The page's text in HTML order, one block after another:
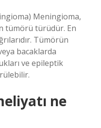
Meningioma,
tümörü türüdür. En
Tümörün
bacaklarda
ve epileptik
ne